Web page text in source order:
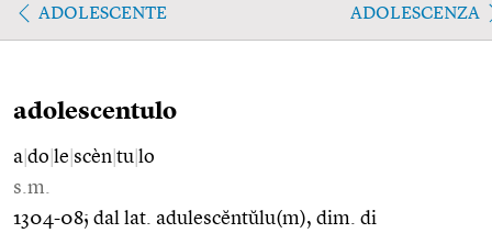
ADOLESCENTE ADOLESCENZA
adolescentulo
a do le scèn tu lo
s.m.
1304-08; dal lat. adulescĕntŭlu(m), dim. di